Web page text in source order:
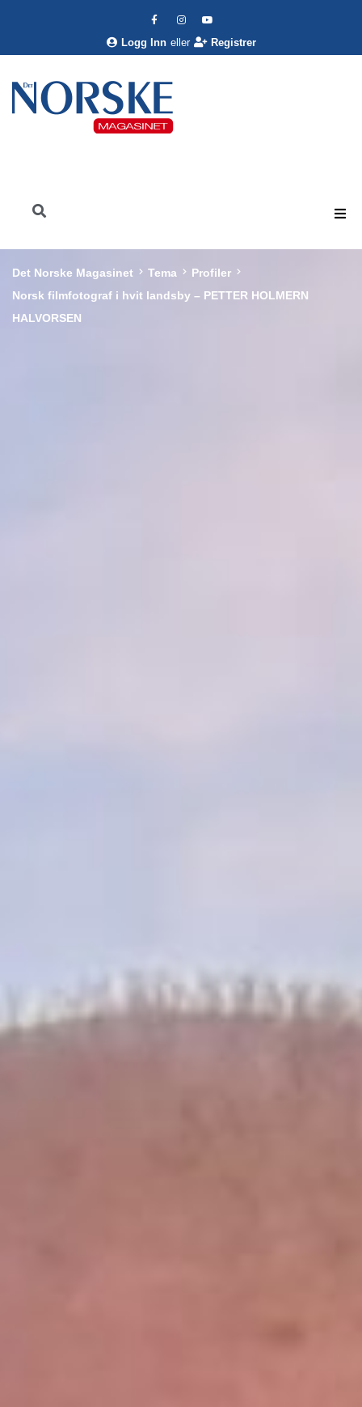
Logg Inn eller Registrer
Det Norske Magasinet Tema
Profiler
Norsk filmfotograf i hvit landsby – PETTER HOLMERN
HALVORSEN